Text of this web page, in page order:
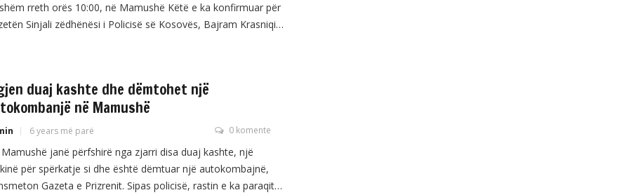
rreth orës 10:00, në Mamushë Këtë e ka konfirmuar për
Sinjali zëdhënësi i Policisë së Kosovës, Bajram Krasniqi.
duaj kashte dhe dëmtohet një
në Mamushë
6 years më parë 0 komente
janë përfshirë nga zjarri disa duaj kashte, një
për spërkatje si dhe është dëmtuar një autokombajnë,
Gazeta e Prizrenit. Sipas policisë, rastin e ka paraqitur